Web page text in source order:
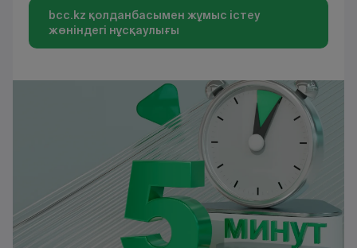
bcc.kz қолданбасымен жұмыс істеу
жөніндегі нұсқаулығы